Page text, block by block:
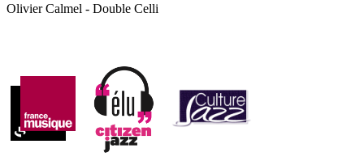
Olivier Calmel - Double Celli